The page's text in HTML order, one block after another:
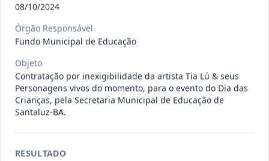
-/2024
-
Contrato 074/2024 (ARP) - Marihellia
Araujo Rios LTDA EPP
Situação
-/2023 Contrato 073-2023 (ARP) - A.L.B. de
Situação: Vigente
08/10/2024
Órgão Responsável
Fundo Municipal de Educação
Objeto
Contratação por inexigibilidade da artista Tia Lú & seus
Personagens vivos do momento, para o evento do Dia das
Crianças, pela Secretaria Municipal de Educação de
Santaluz-BA.
RESULTADO